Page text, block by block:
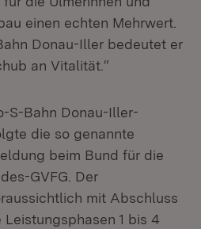
einen echten Mehrwert.
Donau-Iller bedeutet er
an Vitalität.“
S-Bahn Donau-Iller-
die so genannte
beim Bund für die
GVFG. Der
mit Abschluss
1 bis 4